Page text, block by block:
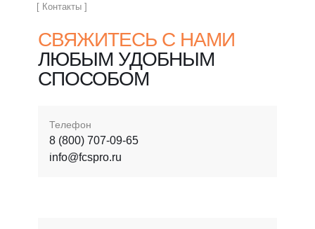
Телефон
8 (800) 707-09-65
info@fcspro.ru
СВЯЖИТЕСЬ С НАМИ
ЛЮБЫМ УДОБНЫМ
СПОСОБОМ
[ Контакты ]